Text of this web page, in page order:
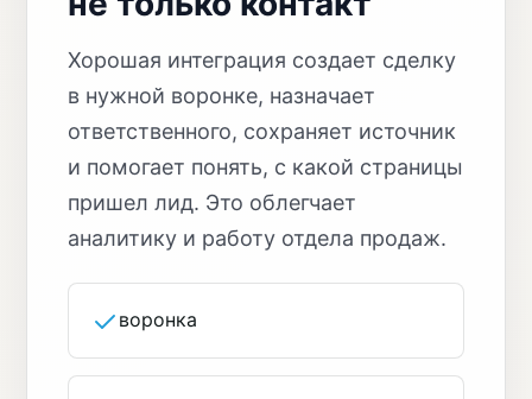
Хорошая интеграция создает сделку
в нужной воронке, назначает
ответственного, сохраняет источник
и помогает понять, с какой страницы
пришел лид. Это облегчает
аналитику и работу отдела продаж.
воронка